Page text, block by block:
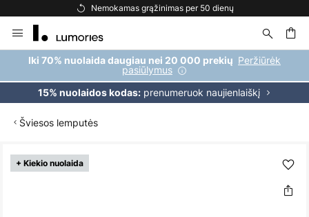
Nemokamas grąžinimas per 50 dienų
to
Content
Iki 70% nuolaida daugiau nei 20 000 prekių Peržiūrėk
pasiūlymus
15% nuolaidos kodas:prenumeruok naujienlaiškį
Šviesos lemputės
+ Kiekio nuolaida
Skip
to